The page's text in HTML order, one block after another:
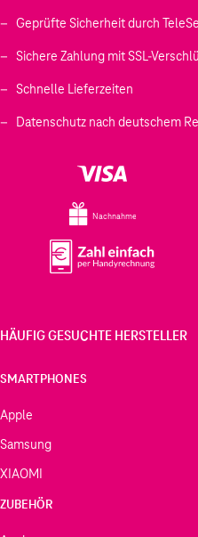
Geprüfte Sicherheit durch
Sichere Zahlung mit SSL-
Schnelle Lieferzeiten
Datenschutz nach deutschem
Nachnahme
HÄUFIG GESUCHTE HERSTELLER
SMARTPHONES
Apple
Samsung
XIAOMI
ZUBEHÖR